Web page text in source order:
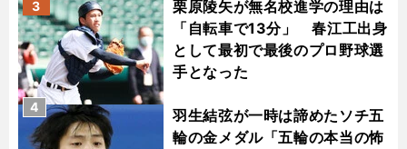
栗原陵矢が無名校進学の理由は
「自転車で13分」 春江工出身
として最初で最後のプロ野球選
手となった
3
羽生結弦が一時は諦めたソチ五
輪の金メダル「五輪の本当の怖
4